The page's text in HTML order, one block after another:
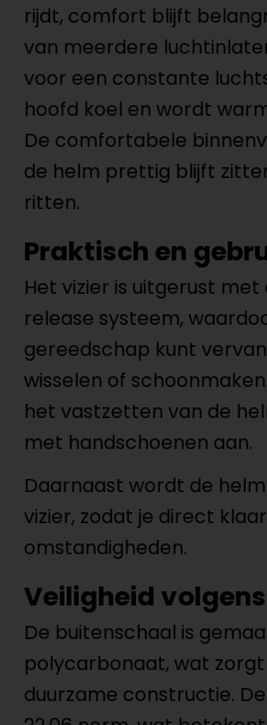
rijdt, comfort blijft
van meerdere
voor een constante
hoofd koel en wordt
De comfortabele
de helm prettig blijft
ritten.
Praktisch en
Het vizier is uitgerust
release systeem,
gereedschap kunt
wisselen of
het vastzetten van de
met handschoenen aan.
Daarnaast wordt de
vizier, zodat je direct
omstandigheden.
Veiligheid
De buitenschaal is
polycarbonaat, wat
duurzame constructie.